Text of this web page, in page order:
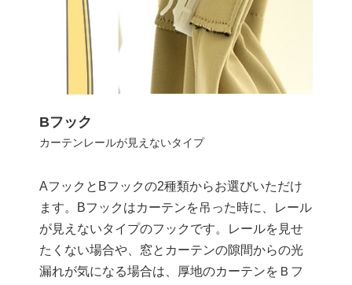
Bフック
カーテンレールが見えないタイプ
AフックとBフックの2種類からお選びいただけ
ます。Bフックはカーテンを吊った時に、レール
が見えないタイプのフックです。レールを見せ
たくない場合や、窓とカーテンの隙間からの光
漏れが気になる場合は、厚地のカーテンをＢフ